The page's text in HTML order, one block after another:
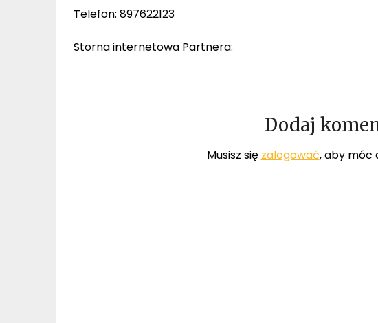
Telefon: 897622123
Storna internetowa Partnera:
Dodaj
Musisz się zalogować, aby móc